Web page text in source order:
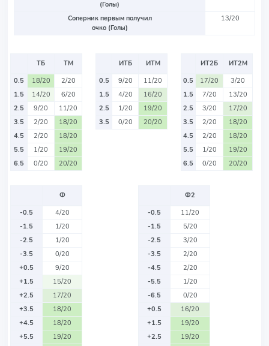
(Голы)
Соперник первым получил
очко (Голы)
13/20
ТБ
ТМ
0.5
18/20
2/20
1.5
14/20
6/20
2.5
9/20
11/20
3.5
2/20
18/20
4.5
2/20
18/20
5.5
1/20
19/20
6.5
0/20 20/20
ИТБ
ИТМ
0.5
9/20
11/20
1.5
4/20
16/20
2.5
1/20
19/20
3.5
0/20 20/20
ИТ2Б
ИТ2М
0.5
17/20
3/20
1.5
7/20
13/20
2.5
3/20
17/20
3.5
2/20
18/20
4.5
2/20
18/20
5.5
1/20
19/20
6.5
0/20 20/20
Ф
-0.5
4/20
-1.5
1/20
-2.5
1/20
-3.5
0/20
+0.5
9/20
+1.5
15/20
+2.5
17/20
+3.5
18/20
+4.5
18/20
+5.5
19/20
Ф2
-0.5
11/20
-1.5
5/20
-2.5
3/20
-3.5
2/20
-4.5
2/20
-5.5
1/20
-6.5
0/20
+0.5
16/20
+1.5
19/20
+2.5
19/20